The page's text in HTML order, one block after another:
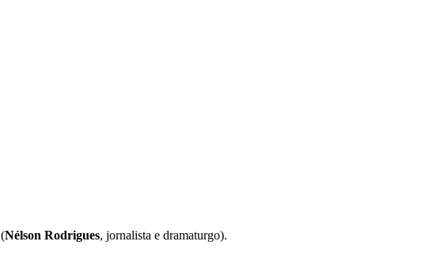
(Nélson Rodrigues, jornalista e dramaturgo).